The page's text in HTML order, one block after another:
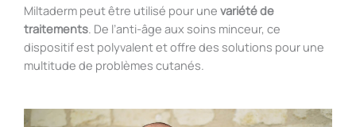
Miltaderm peut être utilisé pour une variété de
traitements. De l’anti-âge aux soins minceur, ce
dispositif est polyvalent et offre des solutions pour une
multitude de problèmes cutanés.